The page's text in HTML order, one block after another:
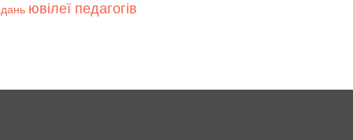
ювілеї педагогів